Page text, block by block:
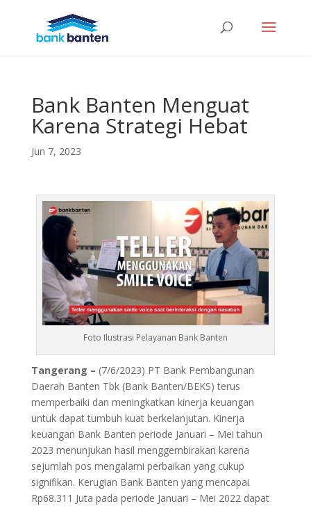
Bank Banten Menguat
Karena Strategi Hebat
Jun 7, 2023
Foto Ilustrasi Pelayanan Bank Banten
Tangerang – (7/6/2023) PT Bank Pembangunan
Daerah Banten Tbk (Bank Banten/BEKS) terus
memperbaiki dan meningkatkan kinerja keuangan
untuk dapat tumbuh kuat berkelanjutan. Kinerja
keuangan Bank Banten periode Januari – Mei tahun
2023 menunjukan hasil menggembirakan karena
sejumlah pos mengalami perbaikan yang cukup
signifikan. Kerugian Bank Banten yang mencapai
Rp68.311 Juta pada periode Januari – Mei 2022 dapat